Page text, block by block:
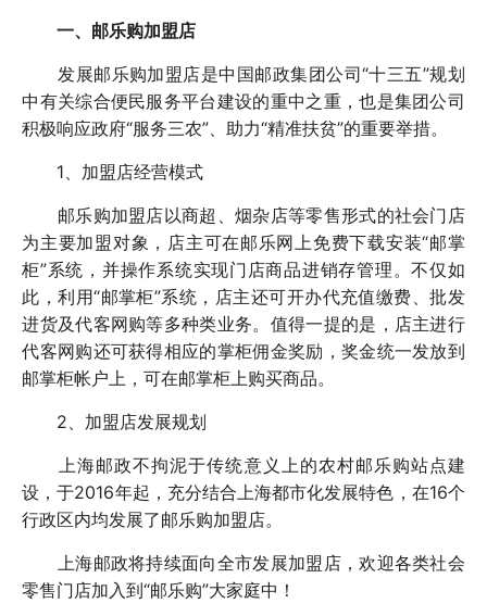
一、邮乐购加盟店
发展邮乐购加盟店是中国邮政集团公司“十三五”规划
中有关综合便民服务平台建设的重中之重，也是集团公司
积极响应政府“服务三农”、助力“精准扶贫”的重要举措。
1、加盟店经营模式
邮乐购加盟店以商超、烟杂店等零售形式的社会门店
为主要加盟对象，店主可在邮乐网上免费下载安装“邮掌
柜”系统，并操作系统实现门店商品进销存管理。不仅如
此，利用“邮掌柜”系统，店主还可开办代充值缴费、批发
进货及代客网购等多种类业务。值得一提的是，店主进行
代客网购还可获得相应的掌柜佣金奖励，奖金统一发放到
邮掌柜帐户上，可在邮掌柜上购买商品。
2、加盟店发展规划
上海邮政不拘泥于传统意义上的农村邮乐购站点建
设，于2016年起，充分结合上海都市化发展特色，在16个
行政区内均发展了邮乐购加盟店。
上海邮政将持续面向全市发展加盟店，欢迎各类社会
零售门店加入到“邮乐购”大家庭中！